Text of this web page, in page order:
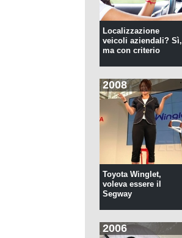
Localizzazione
veicoli aziendali? Sì,
ma con criterio
2008
Toyota Winglet,
voleva essere il
Segway
2006